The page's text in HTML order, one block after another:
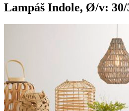
Lampáš Indole, Ø/v: 30/